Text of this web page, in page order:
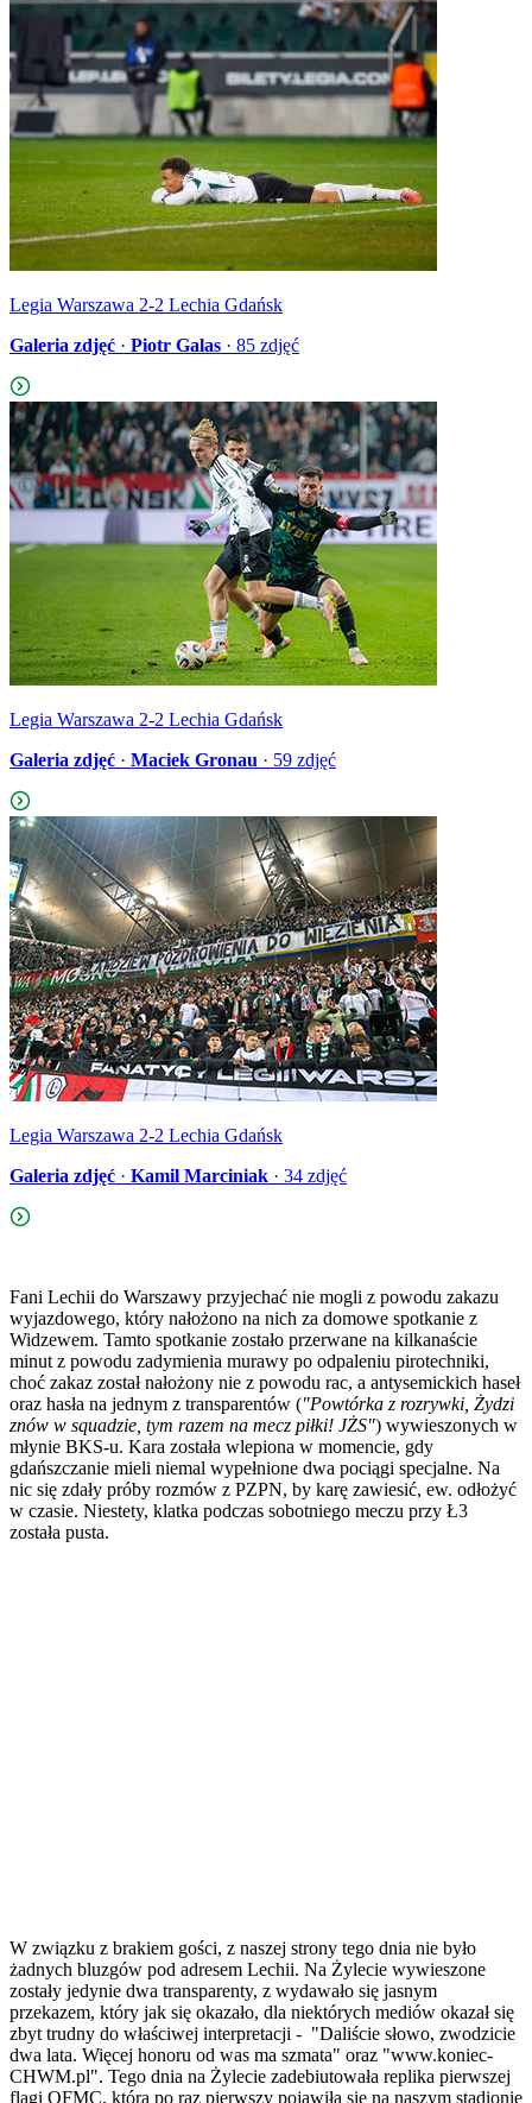
Legia Warszawa 2-2 Lechia Gdańsk
Galeria zdjęć · Piotr Galas · 85 zdjęć
Legia Warszawa 2-2 Lechia Gdańsk
Galeria zdjęć · Maciek Gronau · 59 zdjęć
Legia Warszawa 2-2 Lechia Gdańsk
Galeria zdjęć · Kamil Marciniak · 34 zdjęć
Fani Lechii do Warszawy przyjechać nie mogli z powodu zakazu
wyjazdowego, który nałożono na nich za domowe spotkanie z
Widzewem. Tamto spotkanie zostało przerwane na kilkanaście
minut z powodu zadymienia murawy po odpaleniu pirotechniki,
choć zakaz został nałożony nie z powodu rac, a antysemickich haseł
oraz hasła na jednym z transparentów ("Powtórka z rozrywki, Żydzi
znów w squadzie, tym razem na mecz piłki! JŻS") wywieszonych w
młynie BKS-u. Kara została wlepiona w momencie, gdy
gdańszczanie mieli niemal wypełnione dwa pociągi specjalne. Na
nic się zdały próby rozmów z PZPN, by karę zawiesić, ew. odłożyć
w czasie. Niestety, klatka podczas sobotniego meczu przy Ł3
została pusta.
W związku z brakiem gości, z naszej strony tego dnia nie było
żadnych bluzgów pod adresem Lechii. Na Żylecie wywieszone
zostały jedynie dwa transparenty, z wydawało się jasnym
przekazem, który jak się okazało, dla niektórych mediów okazał się
zbyt trudny do właściwej interpretacji - "Daliście słowo, zwodzicie
dwa lata. Więcej honoru od was ma szmata" oraz "www.koniec-
CHWM.pl". Tego dnia na Żylecie zadebiutowała replika pierwszej
flagi OFMC, która po raz pierwszy pojawiła się na naszym stadionie